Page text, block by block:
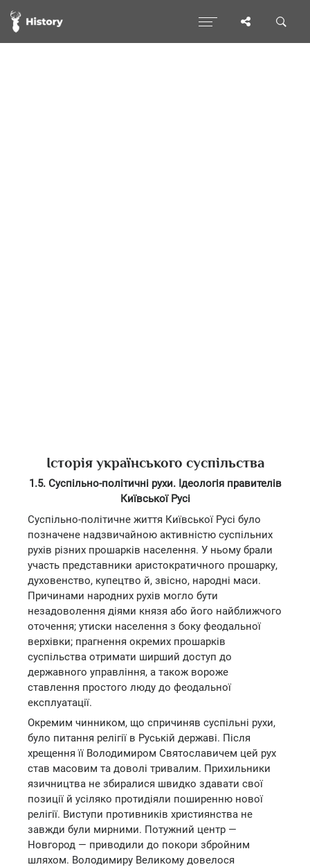
Історія українського суспільства
1.5. Суспільно-політичні рухи. Ідеологія правителів
Київської Русі
Суспільно-політичне життя Київської Русі було
позначене надзвичайною активністю суспільних
рухів різних прошарків населення. У ньому брали
участь представники аристократичного прошарку,
духовенство, купецтво й, звісно, народні маси.
Причинами народних рухів могло бути
незадоволення діями князя або його найближчого
оточення; утиски населення з боку феодальної
верхівки; прагнення окремих прошарків
суспільства отримати ширший доступ до
державного управління, а також вороже
ставлення простого люду до феодальної
експлуатації.
Окремим чинником, що спричиняв суспільні рухи,
було питання релігії в Руській державі. Після
хрещення її Володимиром Святославичем цей рух
став масовим та доволі тривалим. Прихильники
язичництва не збиралися швидко здавати свої
позиції й усіляко протидіяли поширенню нової
релігії. Виступи противників християнства не
завжди були мирними. Потужний центр —
Новгород — приводили до покори збройним
шляхом. Володимиру Великому довелося